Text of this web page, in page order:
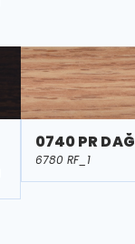
0740 PR
6780 RF_1